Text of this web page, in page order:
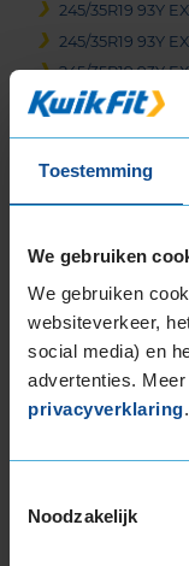
Toestemming
We gebruiken
We gebruiken
websiteverkeer,
social media) en
advertenties.
privacyverklaring.
Noodzakelijk
245/35R19 93Y
245/35R19 93Y
245/35R19 93Y
245/35R19 93Y
245/35R19 93Y
245/40R19 94Y
245/40R19 94Y
245/40R19 94Y
245/40R19 98Y
245/40R19 98Y
245/40R19 98Y
245/45R19 102Y